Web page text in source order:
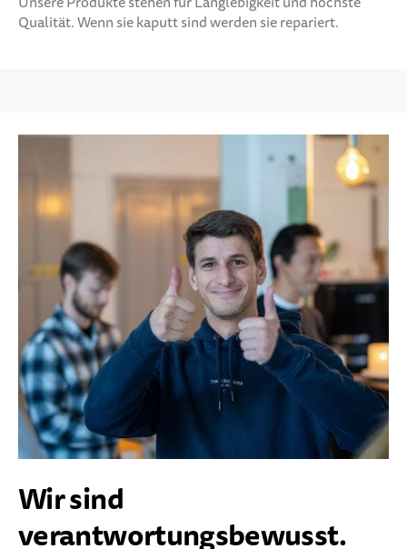
Qualität. Wenn sie kaputt sind werden sie repariert.
Wir sind
verantwortungsbewusst.